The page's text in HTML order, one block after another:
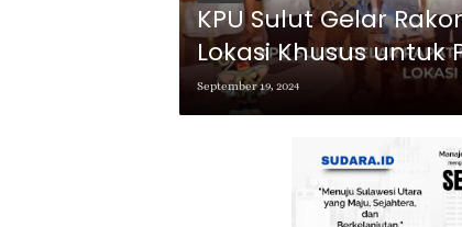
KPU Sulut Gelar
Lokasi Khusus untuk
September 19, 2024